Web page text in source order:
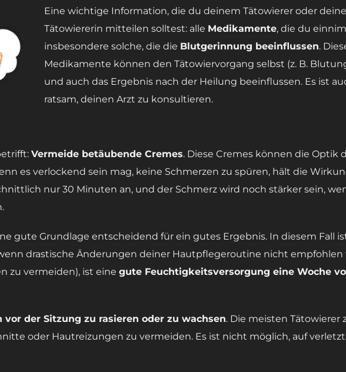
Eine wichtige Information, die du deinem Tätowierer oder
Tätowiererin mitteilen solltest: alle Medikamente, die du
insbesondere solche, die die Blutgerinnung beeinflussen.
Medikamente können den Tätowiervorgang selbst (z. B.
und auch das Ergebnis nach der Heilung beeinflussen. Es ist
ratsam, deinen Arzt zu konsultieren.
Vermeide betäubende Cremes. Diese Cremes können die Optik
es verlockend sein mag, keine Schmerzen zu spüren, hält die
nur 30 Minuten an, und der Schmerz wird noch stärker sein,
gute Grundlage entscheidend für ein gutes Ergebnis. In diesem Fall
drastische Änderungen deiner Hautpflegeroutine nicht empfohlen
zu vermeiden), ist eine gute Feuchtigkeitsversorgung eine Woche
der Sitzung zu rasieren oder zu wachsen. Die meisten Tätowierer
oder Hautreizungen zu vermeiden. Es ist nicht möglich, auf